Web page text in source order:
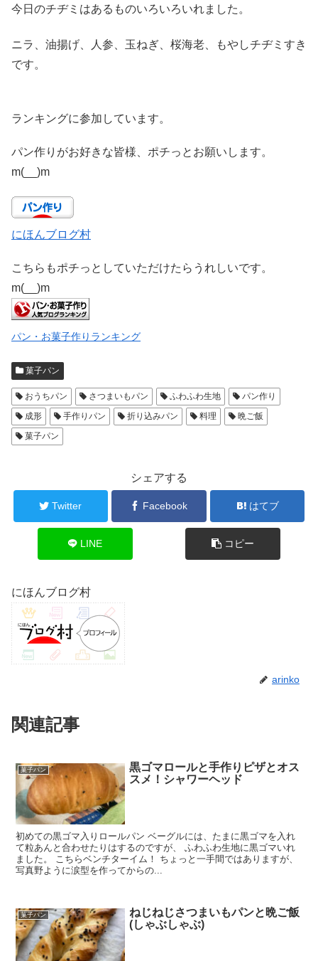
今日のチヂミはあるものいろいろいれました。
ニラ、油揚げ、人参、玉ねぎ、桜海老、もやしチヂミすき
です。
ランキングに参加しています。
パン作りがお好きな皆様、ポチっとお願いします。
m(__)m
にほんブログ村
こちらもポチっとしていただけたらうれしいです。
m(__)m
パン・お菓子作りランキング
菓子パン
おうちパン さつまいもパン ふわふわ生地
パン作り
成形
手作りパン 折り込みパン 料理
晩ご飯
菓子パン
シェアする
Twitter Facebook はてブ
LINE コピー
にほんブログ村
arinko
関連記事
菓子パン
黒ゴマロールと手作りピザとオス
スメ！シャワーヘッド
初めての黒ゴマ入りロールパン ベーグルには、たまに黒ゴマを入れ
て粒あんと合わせたりはするのですが、 ふわふわ生地に黒ゴマいれ
ました。 こちらベンチターイム！ ちょっと一手間ではありますが、
写真野ように涙型を作ってからの...
菓子パン
ねじねじさつまいもパンと晩ご飯
(しゃぶしゃぶ)